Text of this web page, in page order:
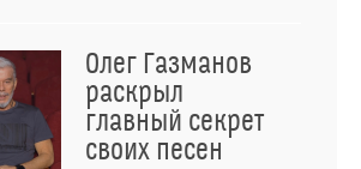
Олег Газманов
раскрыл
главный секрет
своих песен